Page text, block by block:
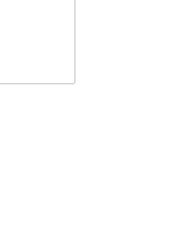
스
원료